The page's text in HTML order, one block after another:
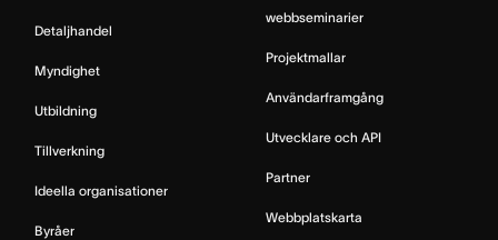
Detaljhandel
Myndighet
Utbildning
Tillverkning
Ideella organisationer
Byråer
webbseminarier
Projektmallar
Användarframgång
Utvecklare och API
Partner
Webbplatskarta